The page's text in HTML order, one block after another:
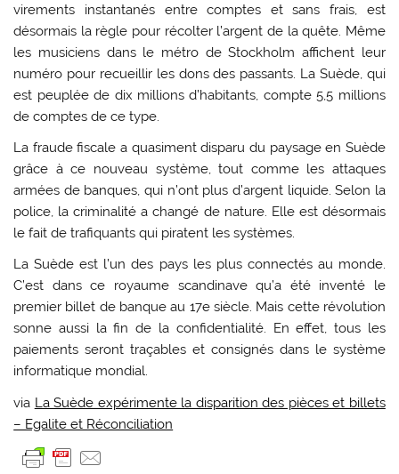
virements instantanés entre comptes et sans frais, est
désormais la règle pour récolter l’argent de la quête. Même
les musiciens dans le métro de Stockholm affichent leur
numéro pour recueillir les dons des passants. La Suède, qui
est peuplée de dix millions d’habitants, compte 5,5 millions
de comptes de ce type.
La fraude fiscale a quasiment disparu du paysage en Suède
grâce à ce nouveau système, tout comme les attaques
armées de banques, qui n’ont plus d’argent liquide. Selon la
police, la criminalité a changé de nature. Elle est désormais
le fait de trafiquants qui piratent les systèmes.
La Suède est l’un des pays les plus connectés au monde.
C’est dans ce royaume scandinave qu’a été inventé le
premier billet de banque au 17e siècle. Mais cette révolution
sonne aussi la fin de la confidentialité. En effet, tous les
paiements seront traçables et consignés dans le système
informatique mondial.
via La Suède expérimente la disparition des pièces et billets
– Egalite et Réconciliation